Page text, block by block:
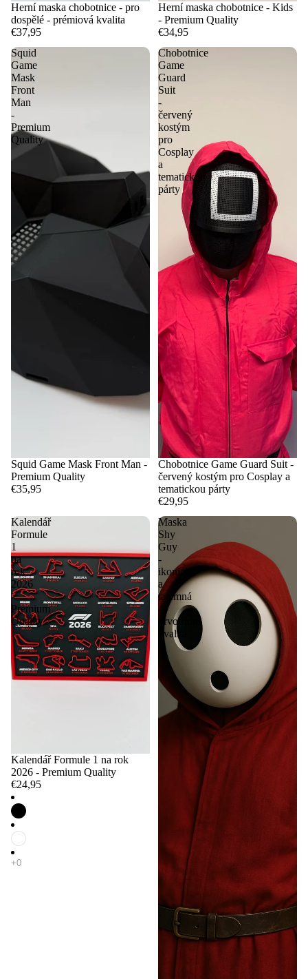
Herní maska chobotnice - pro
dospělé - prémiová kvalita
€37,95
Herní maska chobotnice - Kids
- Premium Quality
€34,95
Squid
Game
Mask
Front
Man
-
Premium
Quality
Squid Game Mask Front Man -
Premium Quality
€35,95
Chobotnice
Game
Guard
Suit
-
červený
kostým
pro
Cosplay
a
tematickou
párty
Chobotnice Game Guard Suit -
červený kostým pro Cosplay a
tematickou párty
€29,95
Kalendář
Formule
1
na
rok
2026
-
Premium
Quality
Kalendář Formule 1 na rok
2026 - Premium Quality
€24,95
Maska
Shy
Guy
-
ikonická
a
tajemná
-
prvotřídní
kvalita